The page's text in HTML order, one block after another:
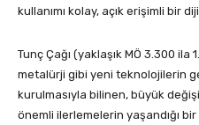
kullanımı kolay, açık erişimli bir
Tunç Çağı (yaklaşık MÖ 3.300
metalürji gibi yeni teknolojilerin
kurulmasıyla bilinen, büyük
önemli ilerlemelerin yaşandığı